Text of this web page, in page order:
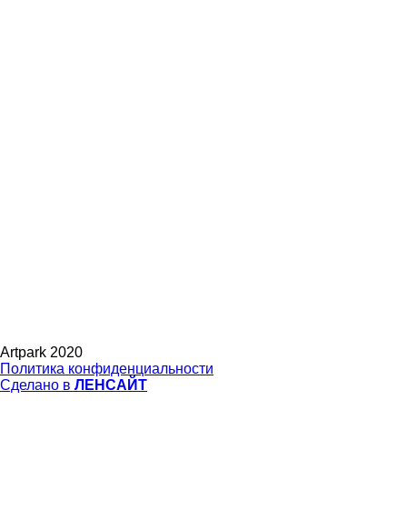
Artpark 2020
Политика конфиденциальности
Сделано в ЛЕНСАЙТ